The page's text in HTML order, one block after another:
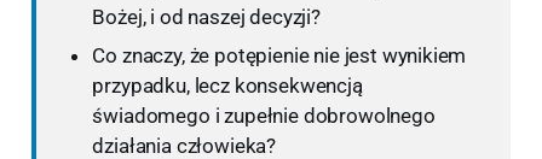
Bożej, i od naszej decyzji?
Co znaczy, że potępienie nie jest wynikiem
przypadku, lecz konsekwencją
świadomego i zupełnie dobrowolnego
działania człowieka?